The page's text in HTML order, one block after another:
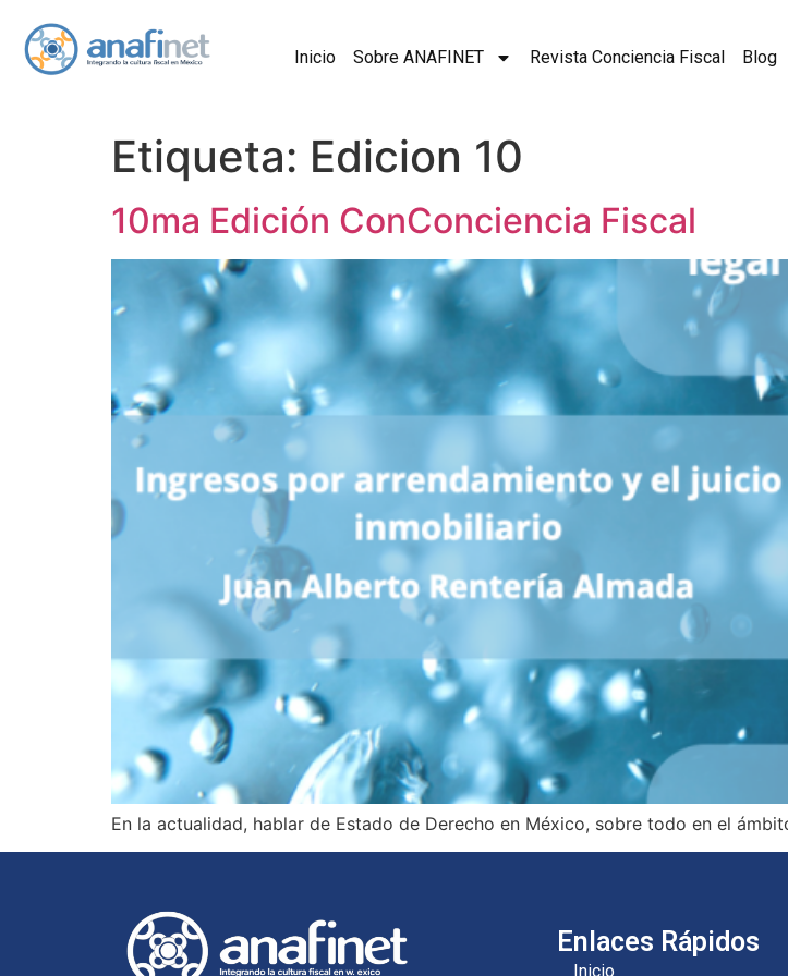
Inicio Sobre ANAFINET Revista Conciencia Fiscal Blog
Etiqueta: Edicion 10
10ma Edición ConConciencia Fiscal
En la actualidad, hablar de Estado de Derecho en México, sobre todo en el
Enlaces Rápidos
Inicio